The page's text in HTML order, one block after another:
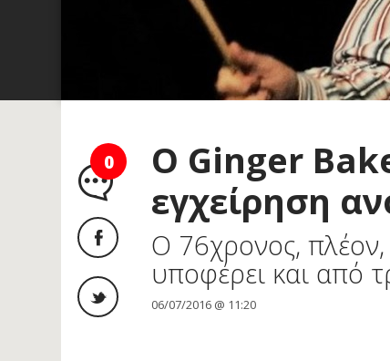
0
Ο Ginger
εγχείρηση
Ο 76χρονος,
υποφέρει και από
06/07/2016 @ 11:20